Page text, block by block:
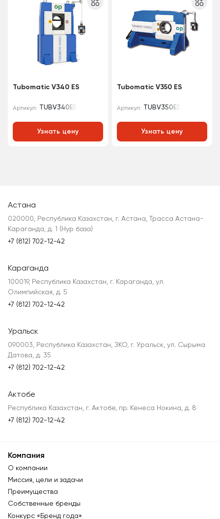
Tubomatic V340 ES
Артикул: TUBV340ES
Узнать цену
Tubomatic V350 ES
Артикул: TUBV350ES
Узнать цену
Астана
020000, Республика Казахстан, г. Астана, Трасса Астана-
Караганда, д. 1 (Нур база)
+7 (812) 702-12-42
Караганда
100019, Республика Казахстан, г. Караганда, ул.
Олимпийская, д. 5
+7 (812) 702-12-42
Уральск
090003, Республика Казахстан, ЗКО, г. Уральск, ул. Сырыма
Датова, д. 35
+7 (812) 702-12-42
Актобе
Республика Казахстан, г. Актобе, пр. Кенеса Нокина, д. 8
+7 (812) 702-12-42
Компания
О компании
Миссия, цели и задачи
Преимущества
Собственные бренды
Конкурс «Бренд года»